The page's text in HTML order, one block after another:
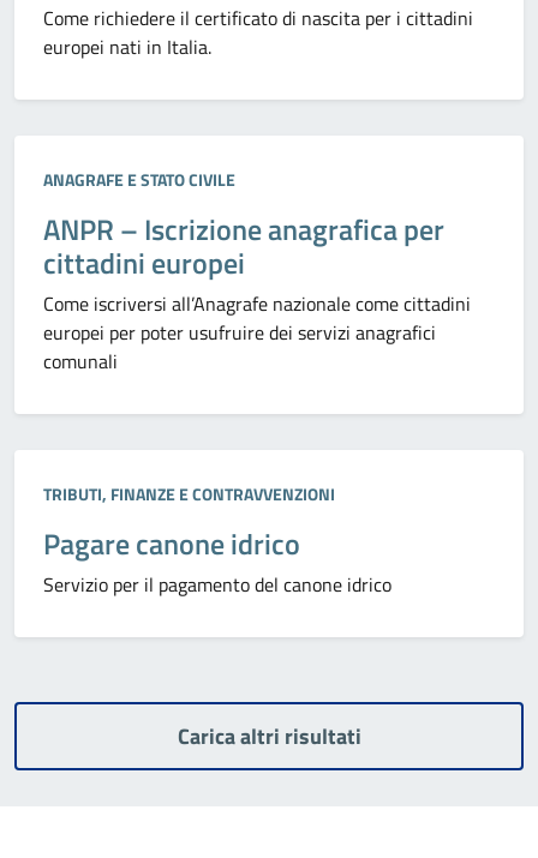
Come richiedere il certificato di nascita per i cittadini
europei nati in Italia.
Categoria:
ANAGRAFE E STATO CIVILE
ANPR – Iscrizione anagrafica per
cittadini europei
Come iscriversi all’Anagrafe nazionale come cittadini
europei per poter usufruire dei servizi anagrafici
comunali
Categoria:
TRIBUTI, FINANZE E CONTRAVVENZIONI
Pagare canone idrico
Servizio per il pagamento del canone idrico
Carica altri risultati